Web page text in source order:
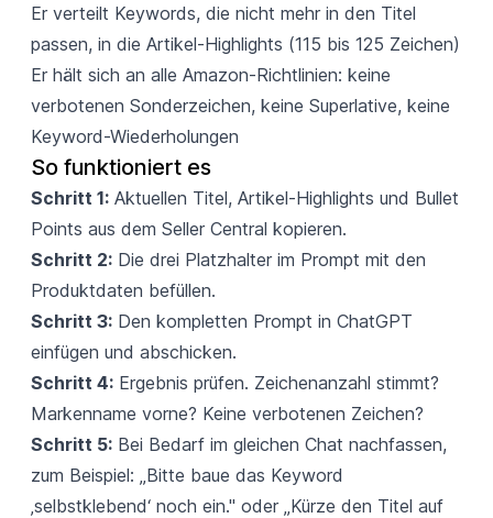
Er verteilt Keywords, die nicht mehr in den Titel
passen, in die Artikel-Highlights (115 bis 125 Zeichen)
Er hält sich an alle Amazon-Richtlinien: keine
verbotenen Sonderzeichen, keine Superlative, keine
Keyword-Wiederholungen
So funktioniert es
Schritt 1:Aktuellen Titel, Artikel-Highlights und Bullet
Points aus dem Seller Central kopieren.
Schritt 2:Die drei Platzhalter im Prompt mit den
Produktdaten befüllen.
Schritt 3:Den kompletten Prompt in ChatGPT
einfügen und abschicken.
Schritt 4:Ergebnis prüfen. Zeichenanzahl stimmt?
Markenname vorne? Keine verbotenen Zeichen?
Schritt 5:Bei Bedarf im gleichen Chat nachfassen,
zum Beispiel: „Bitte baue das Keyword
‚selbstklebend‘ noch ein." oder „Kürze den Titel auf